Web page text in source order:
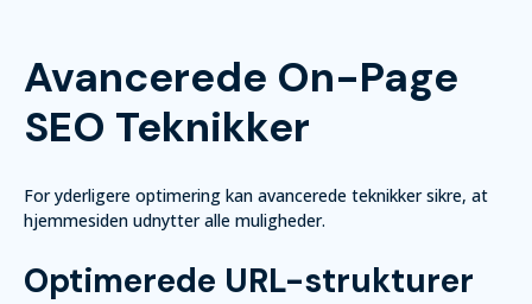
Avancerede On-Page
SEO Teknikker
For yderligere optimering kan avancerede teknikker sikre, at
hjemmesiden udnytter alle muligheder.
Optimerede URL-strukturer